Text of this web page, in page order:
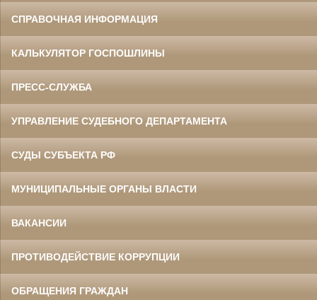
СПРАВОЧНАЯ ИНФОРМАЦИЯ
КАЛЬКУЛЯТОР ГОСПОШЛИНЫ
ПРЕСС-СЛУЖБА
УПРАВЛЕНИЕ СУДЕБНОГО ДЕПАРТАМЕНТА
СУДЫ СУБЪЕКТА РФ
МУНИЦИПАЛЬНЫЕ ОРГАНЫ ВЛАСТИ
ВАКАНСИИ
ПРОТИВОДЕЙСТВИЕ КОРРУПЦИИ
ОБРАЩЕНИЯ ГРАЖДАН